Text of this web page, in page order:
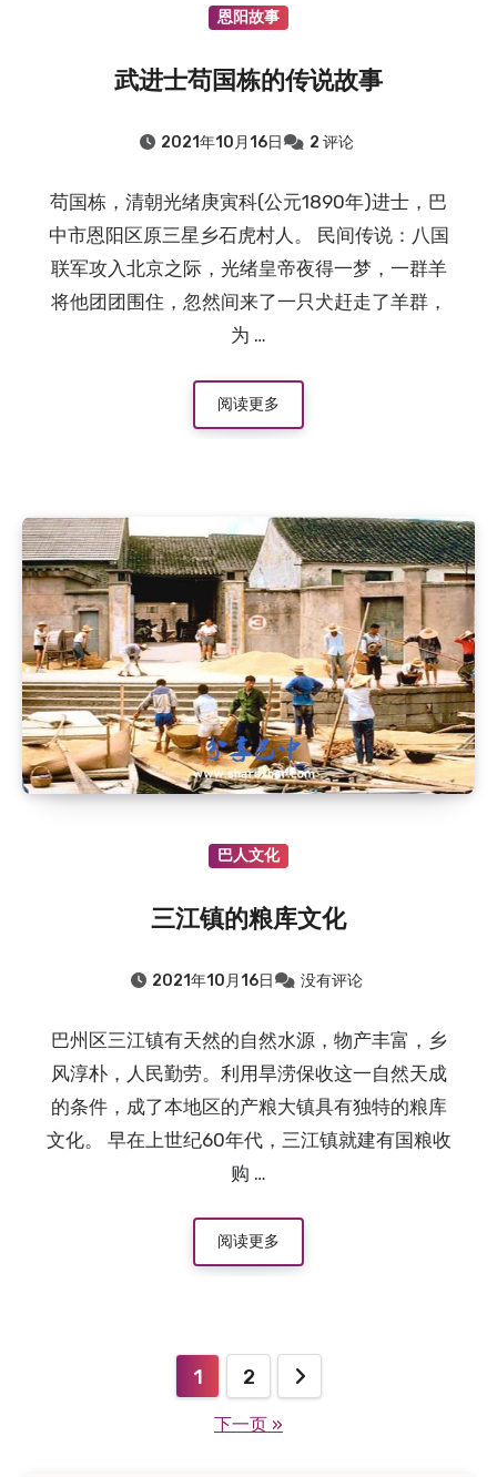
恩阳故事
武进士苟国栋的传说故事
2021年10月16日 2 评论
苟国栋，清朝光绪庚寅科(公元1890年)进士，巴
中市恩阳区原三星乡石虎村人。 民间传说：八国
联军攻入北京之际，光绪皇帝夜得一梦，一群羊
将他团团围住，忽然间来了一只犬赶走了羊群，
为 …
阅读更多
巴人文化
三江镇的粮库文化
2021年10月16日 没有评论
巴州区三江镇有天然的自然水源，物产丰富，乡
风淳朴，人民勤劳。利用旱涝保收这一自然天成
的条件，成了本地区的产粮大镇具有独特的粮库
文化。 早在上世纪60年代，三江镇就建有国粮收
购 …
阅读更多
1 2
下一页 »